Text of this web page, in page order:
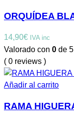
ORQUÍDEA
14,90€ IVA inc
Valorado con 0 de 5
( 0 reviews )
Añadir al carrito
RAMA